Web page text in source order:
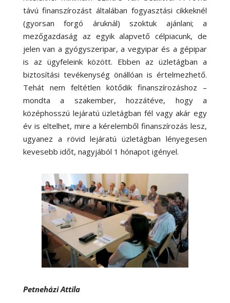
távú finanszírozást általában fogyasztási cikkeknél
(gyorsan forgó áruknál) szoktuk ajánlani; a
mezőgazdaság az egyik alapvető célpiacunk, de
jelen van a gyógyszeripar, a vegyipar és a gépipar
is az ügyfeleink között. Ebben az üzletágban a
biztosítási tevékenység önállóan is értelmezhető.
Tehát nem feltétlen kötődik finanszírozáshoz –
mondta a szakember, hozzátéve, hogy a
középhosszú lejáratú üzletágban fél vagy akár egy
év is eltelhet, mire a kérelemből finanszírozás lesz,
ugyanez a rövid lejáratú üzletágban lényegesen
kevesebb időt, nagyjából 1 hónapot igényel.
Petneházi Attila